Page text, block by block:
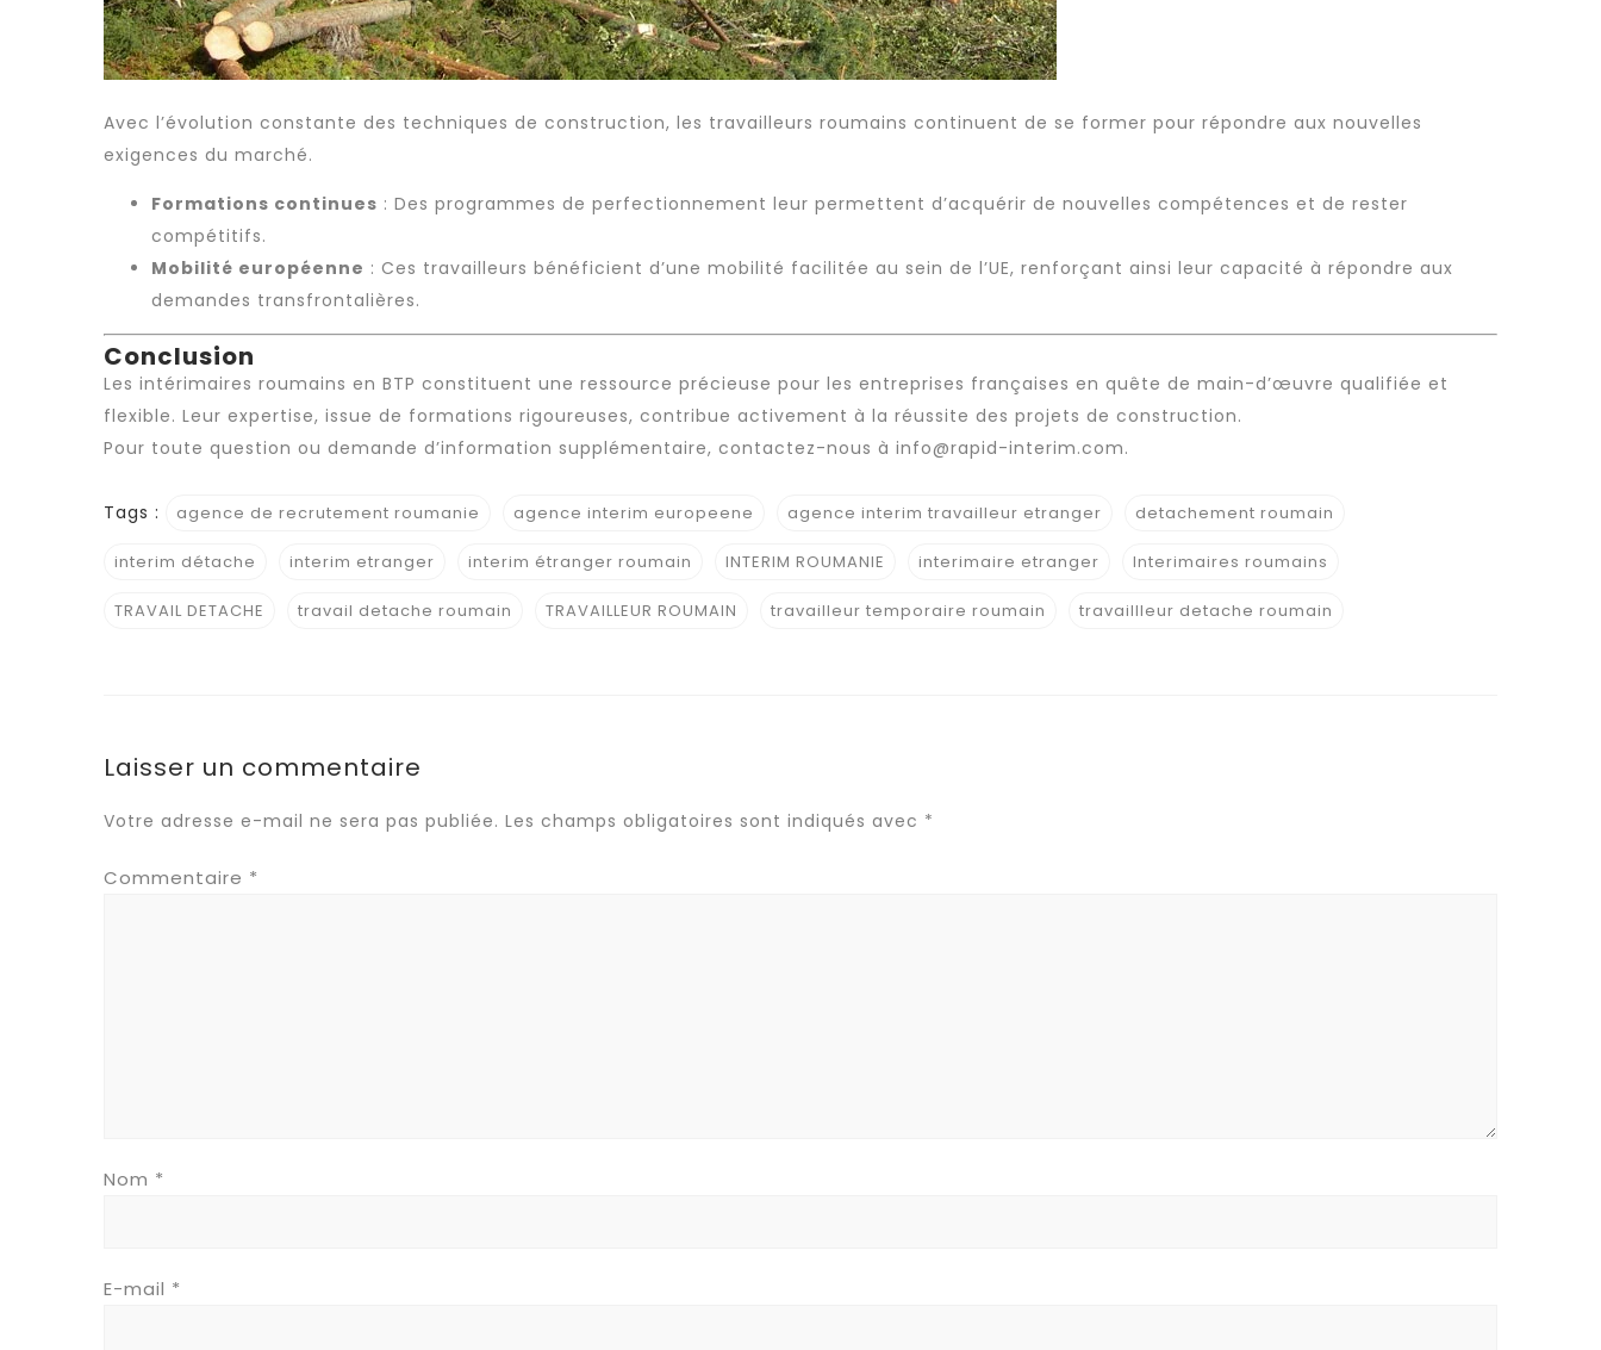
Avec l’évolution constante des techniques de construction, les travailleurs roumains continuent de se former pour répondre aux nouvelles
exigences du marché.
Formations continues : Des programmes de perfectionnement leur permettent d’acquérir de nouvelles compétences et de rester
compétitifs.
Mobilité européenne : Ces travailleurs bénéficient d’une mobilité facilitée au sein de l’UE, renforçant ainsi leur capacité à répondre aux
demandes transfrontalières.
Conclusion
Les intérimaires roumains en BTP constituent une ressource précieuse pour les entreprises françaises en quête de main-d’œuvre qualifiée et
flexible. Leur expertise, issue de formations rigoureuses, contribue activement à la réussite des projets de construction.
Pour toute question ou demande d’information supplémentaire, contactez-nous à info@rapid-interim.com.
Tags : agence de recrutement roumanie agence interim europeene agence interim travailleur etranger detachement roumain
interim détache interim etranger interim étranger roumain INTERIM ROUMANIE interimaire etranger Interimaires roumains
TRAVAIL DETACHE travail detache roumain TRAVAILLEUR ROUMAIN travailleur temporaire roumain travaillleur detache roumain
Laisser un commentaire
Votre adresse e-mail ne sera pas publiée. Les champs obligatoires sont indiqués avec *
Commentaire *
Nom *
E-mail *